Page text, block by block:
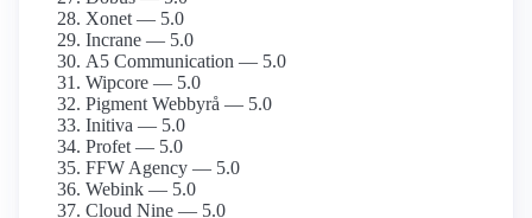
Xonet — 5.0
Incrane — 5.0
A5 Communication — 5.0
Wipcore — 5.0
Pigment Webbyrå — 5.0
Initiva — 5.0
Profet — 5.0
FFW Agency — 5.0
Webink — 5.0
Cloud Nine — 5.0